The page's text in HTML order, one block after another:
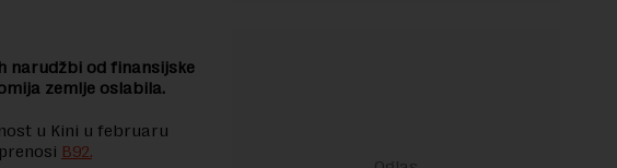
narudžbi od finansijske
zemlje oslabila.
u Kini u februaru
B92.